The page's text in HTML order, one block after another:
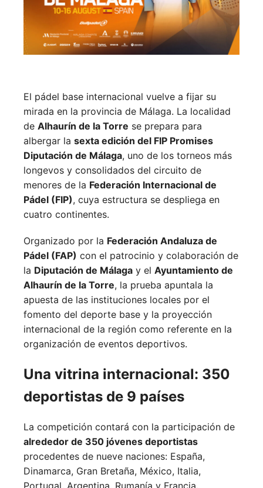
El pádel base internacional vuelve a fijar su
mirada en la provincia de Málaga. La localidad
de Alhaurín de la Torre se prepara para
albergar la sexta edición del FIP Promises
Diputación de Málaga, uno de los torneos más
longevos y consolidados del circuito de
menores de la Federación Internacional de
Pádel (FIP), cuya estructura se despliega en
cuatro continentes.
Organizado por la Federación Andaluza de
Pádel (FAP) con el patrocinio y colaboración de
la Diputación de Málaga y el Ayuntamiento de
Alhaurín de la Torre, la prueba apuntala la
apuesta de las instituciones locales por el
fomento del deporte base y la proyección
internacional de la región como referente en la
organización de eventos deportivos.
Una vitrina internacional: 350
deportistas de 9 países
La competición contará con la participación de
alrededor de 350 jóvenes deportistas
procedentes de nueve naciones: España,
Dinamarca, Gran Bretaña, México, Italia,